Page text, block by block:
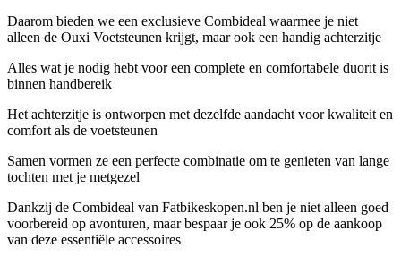
Daarom bieden we een exclusieve Combideal waarmee je niet
alleen de Ouxi Voetsteunen krijgt, maar ook een handig achterzitje
Alles wat je nodig hebt voor een complete en comfortabele duorit is
binnen handbereik
Het achterzitje is ontworpen met dezelfde aandacht voor kwaliteit en
comfort als de voetsteunen
Samen vormen ze een perfecte combinatie om te genieten van lange
tochten met je metgezel
Dankzij de Combideal van Fatbikeskopen.nl ben je niet alleen goed
voorbereid op avonturen, maar bespaar je ook 25% op de aankoop
van deze essentiële accessoires